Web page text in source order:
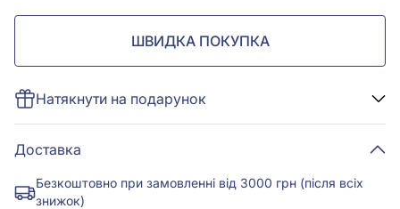
ШВИДКА ПОКУПКА
Натякнути на подарунок
Доставка
Безкоштовно при замовленні від 3000 грн (після всіх
знижок)